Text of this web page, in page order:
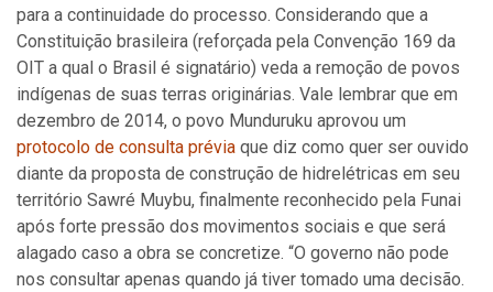
para a continuidade do processo. Considerando que a
Constituição brasileira (reforçada pela Convenção 169 da
OIT a qual o Brasil é signatário) veda a remoção de povos
indígenas de suas terras originárias. Vale lembrar que em
dezembro de 2014, o povo Munduruku aprovou um
protocolo de consulta prévia que diz como quer ser ouvido
diante da proposta de construção de hidrelétricas em seu
território Sawré Muybu, finalmente reconhecido pela Funai
após forte pressão dos movimentos sociais e que será
alagado caso a obra se concretize. “O governo não pode
nos consultar apenas quando já tiver tomado uma decisão.